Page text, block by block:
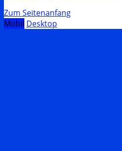
Zum Seitenanfang
Mobil Desktop